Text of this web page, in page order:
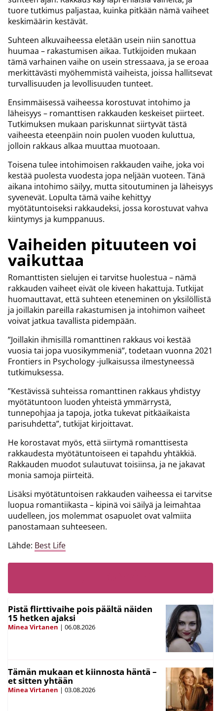
tuore tutkimus paljastaa, kuinka pitkään nämä vaiheet
keskimäärin kestävät.
Suhteen alkuvaiheessa eletään usein niin sanottua
huumaa – rakastumisen aikaa. Tutkijoiden mukaan
tämä varhainen vaihe on usein stressaava, ja se eroaa
merkittävästi myöhemmistä vaiheista, joissa hallitsevat
turvallisuuden ja levollisuuden tunteet.
Ensimmäisessä vaiheessa korostuvat intohimo ja
läheisyys – romanttisen rakkauden keskeiset piirteet.
Tutkimuksen mukaan pariskunnat siirtyvät tästä
vaiheesta eteenpäin noin puolen vuoden kuluttua,
jolloin rakkaus alkaa muuttaa muotoaan.
Toisena tulee intohimoisen rakkauden vaihe, joka voi
kestää puolesta vuodesta jopa neljään vuoteen. Tänä
aikana intohimo säilyy, mutta sitoutuminen ja läheisyys
syvenevät. Lopulta tämä vaihe kehittyy
myötätuntoiseksi rakkaudeksi, jossa korostuvat vahva
kiintymys ja kumppanuus.
Vaiheiden pituuteen voi
vaikuttaa
Romanttisten sielujen ei tarvitse huolestua – nämä
rakkauden vaiheet eivät ole kiveen hakattuja. Tutkijat
huomauttavat, että suhteen eteneminen on yksilöllistä
ja joillakin pareilla rakastumisen ja intohimon vaiheet
voivat jatkua tavallista pidempään.
”Joillakin ihmisillä romanttinen rakkaus voi kestää
vuosia tai jopa vuosikymmeniä”, todetaan vuonna 2021
Frontiers in Psychology -julkaisussa ilmestyneessä
tutkimuksessa.
”Kestävissä suhteissa romanttinen rakkaus yhdistyy
myötätuntoon luoden yhteistä ymmärrystä,
tunnepohjaa ja tapoja, jotka tukevat pitkäaikaista
parisuhdetta”, tutkijat kirjoittavat.
He korostavat myös, että siirtymä romanttisesta
rakkaudesta myötätuntoiseen ei tapahdu yhtäkkiä.
Rakkauden muodot sulautuvat toisiinsa, ja ne jakavat
monia samoja piirteitä.
Lisäksi myötätuntoisen rakkauden vaiheessa ei tarvitse
luopua romantiikasta – kipinä voi säilyä ja leimahtaa
uudelleen, jos molemmat osapuolet ovat valmiita
panostamaan suhteeseen.
Lähde: Best Life
Pistä flirttivaihe pois päältä näiden
15 hetken ajaksi
Minea Virtanen | 06.08.2026
Tämän mukaan et kiinnosta häntä –
et sitten yhtään
Minea Virtanen | 03.08.2026